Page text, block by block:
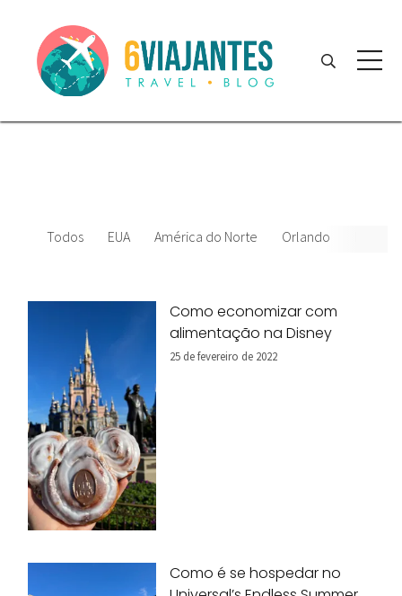
Todos EUA América do Norte Orlando
Como economizar com
alimentação na Disney
25 de fevereiro de 2022
Como é se hospedar no